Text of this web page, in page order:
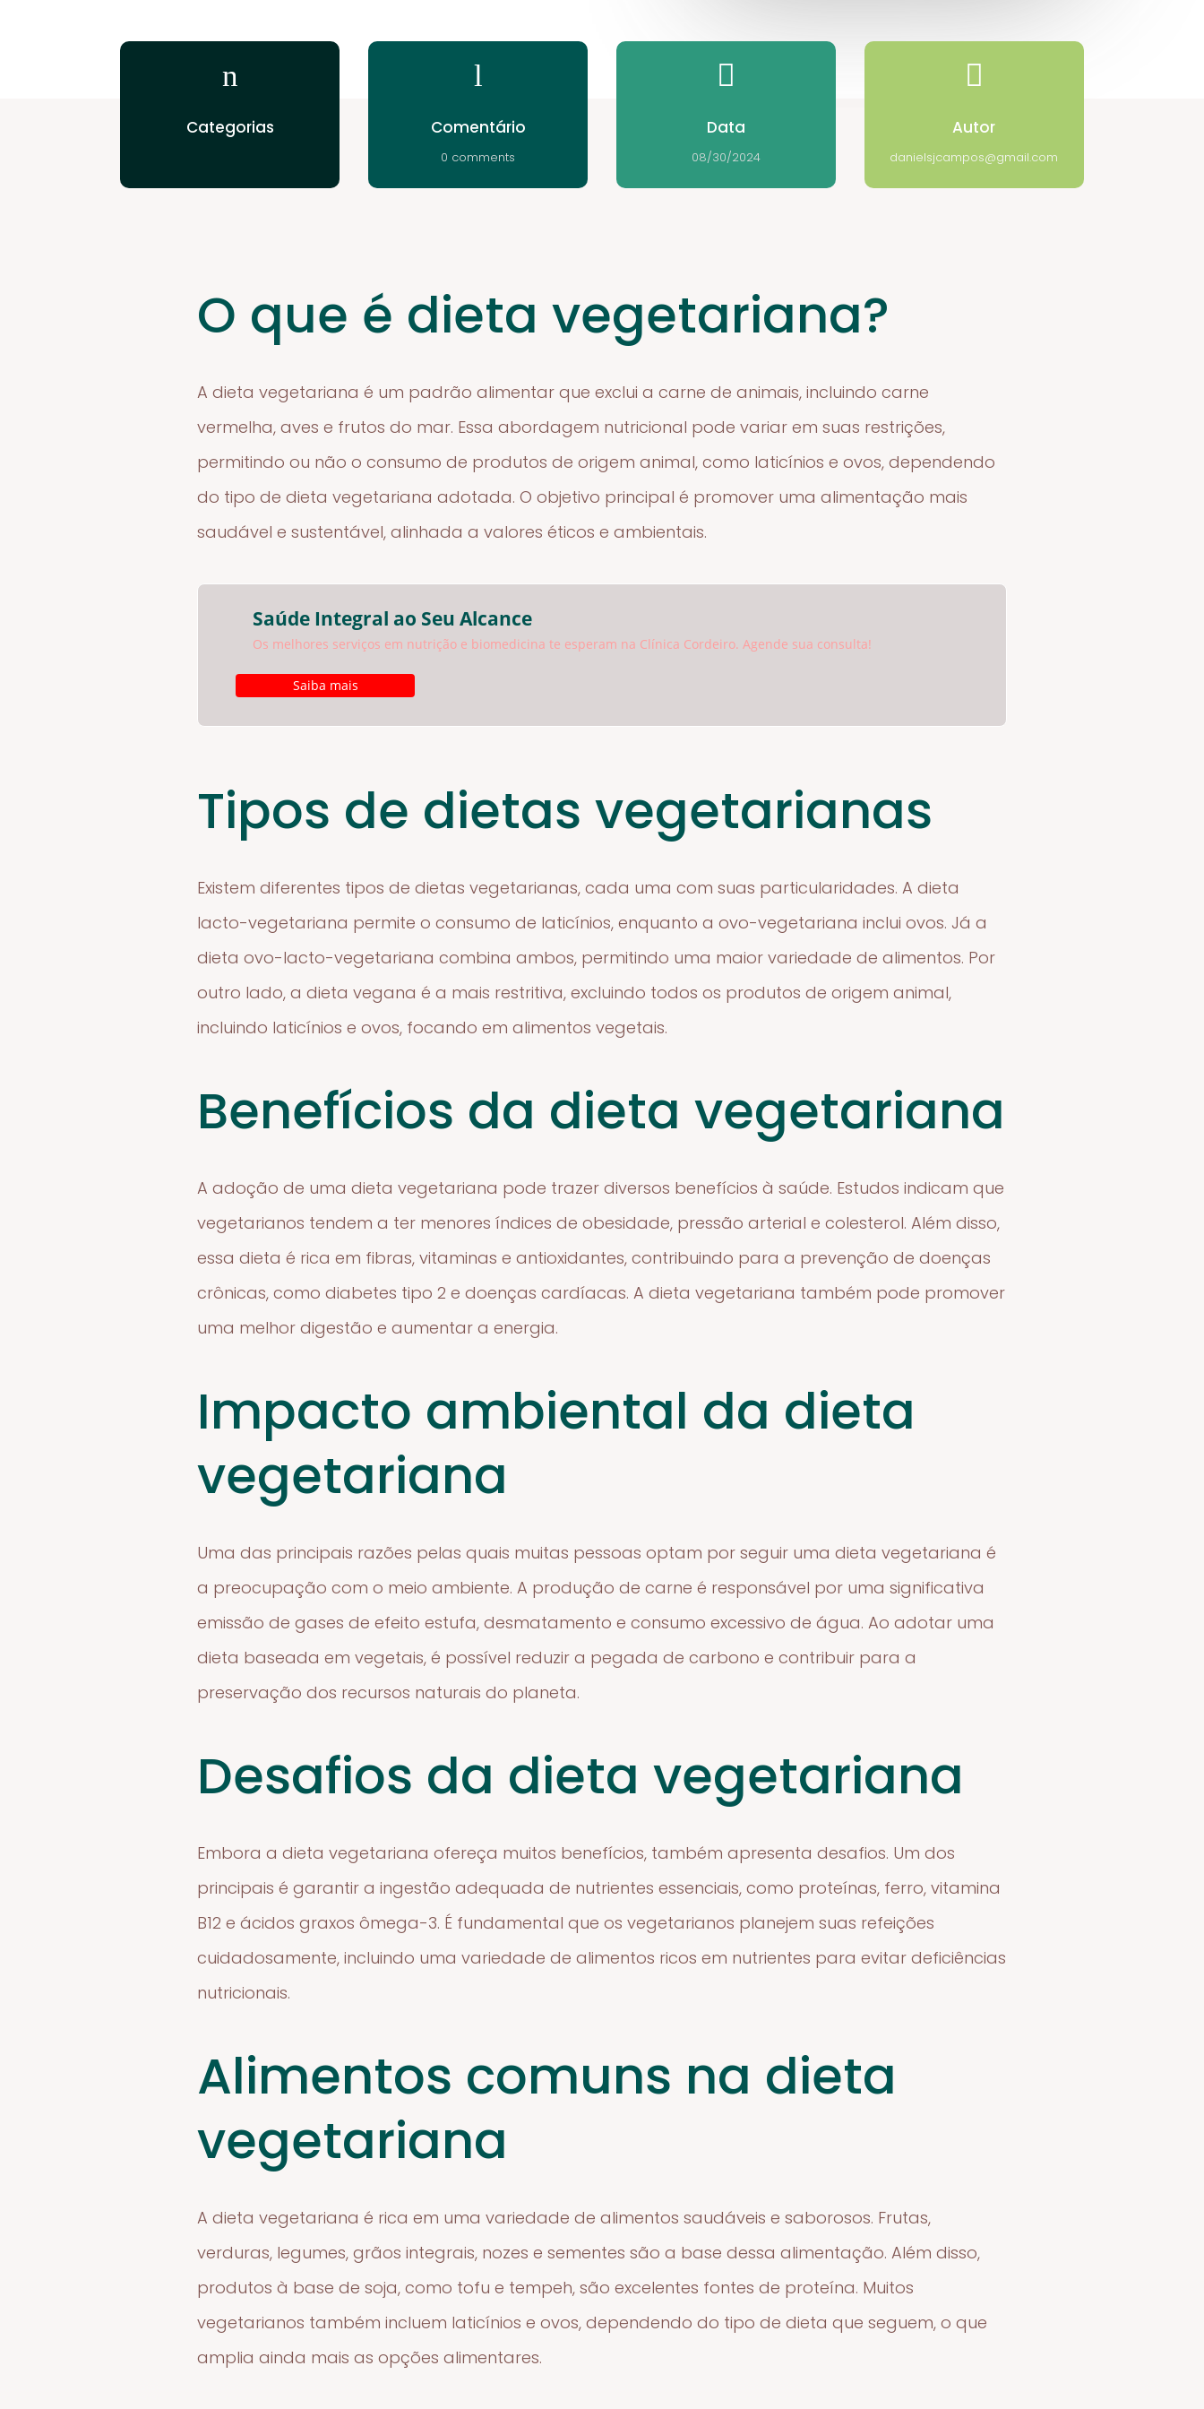
n
Categorias
l
Comentário
0 comments

Data
08/30/2024

Autor
danielsjcampos@gmail.com
O que é dieta vegetariana?
A dieta vegetariana é um padrão alimentar que exclui a carne de animais, incluindo carne
vermelha, aves e frutos do mar. Essa abordagem nutricional pode variar em suas restrições,
permitindo ou não o consumo de produtos de origem animal, como laticínios e ovos, dependendo
do tipo de dieta vegetariana adotada. O objetivo principal é promover uma alimentação mais
saudável e sustentável, alinhada a valores éticos e ambientais.
Saúde Integral ao Seu Alcance
Os melhores serviços em nutrição e biomedicina te esperam na Clínica Cordeiro. Agende sua consulta!
Saiba mais
Tipos de dietas vegetarianas
Existem diferentes tipos de dietas vegetarianas, cada uma com suas particularidades. A dieta
lacto-vegetariana permite o consumo de laticínios, enquanto a ovo-vegetariana inclui ovos. Já a
dieta ovo-lacto-vegetariana combina ambos, permitindo uma maior variedade de alimentos. Por
outro lado, a dieta vegana é a mais restritiva, excluindo todos os produtos de origem animal,
incluindo laticínios e ovos, focando em alimentos vegetais.
Benefícios da dieta vegetariana
A adoção de uma dieta vegetariana pode trazer diversos benefícios à saúde. Estudos indicam que
vegetarianos tendem a ter menores índices de obesidade, pressão arterial e colesterol. Além disso,
essa dieta é rica em fibras, vitaminas e antioxidantes, contribuindo para a prevenção de doenças
crônicas, como diabetes tipo 2 e doenças cardíacas. A dieta vegetariana também pode promover
uma melhor digestão e aumentar a energia.
Impacto ambiental da dieta
vegetariana
Uma das principais razões pelas quais muitas pessoas optam por seguir uma dieta vegetariana é
a preocupação com o meio ambiente. A produção de carne é responsável por uma significativa
emissão de gases de efeito estufa, desmatamento e consumo excessivo de água. Ao adotar uma
dieta baseada em vegetais, é possível reduzir a pegada de carbono e contribuir para a
preservação dos recursos naturais do planeta.
Desafios da dieta vegetariana
Embora a dieta vegetariana ofereça muitos benefícios, também apresenta desafios. Um dos
principais é garantir a ingestão adequada de nutrientes essenciais, como proteínas, ferro, vitamina
B12 e ácidos graxos ômega-3. É fundamental que os vegetarianos planejem suas refeições
cuidadosamente, incluindo uma variedade de alimentos ricos em nutrientes para evitar deficiências
nutricionais.
Alimentos comuns na dieta
vegetariana
A dieta vegetariana é rica em uma variedade de alimentos saudáveis e saborosos. Frutas,
verduras, legumes, grãos integrais, nozes e sementes são a base dessa alimentação. Além disso,
produtos à base de soja, como tofu e tempeh, são excelentes fontes de proteína. Muitos
vegetarianos também incluem laticínios e ovos, dependendo do tipo de dieta que seguem, o que
amplia ainda mais as opções alimentares.